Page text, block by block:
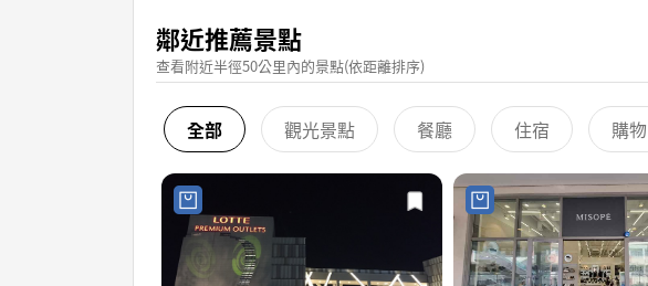
鄰近推薦景點
查看附近半徑50公里內的景點(依距離排序)
全部 觀光景點 餐廳 住宿 購物